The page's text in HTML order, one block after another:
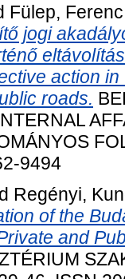
Fülep, Ferenc
jogi
action
roads.
9494
Regényi,
of the
and